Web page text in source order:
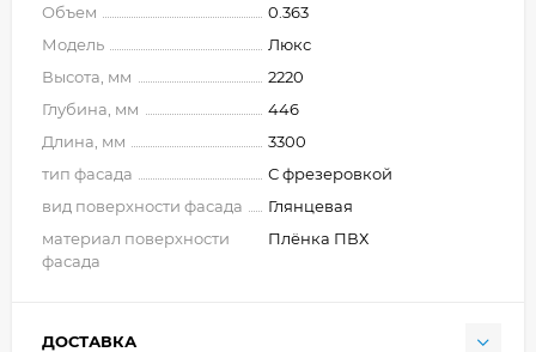
Объем
0.363
Модель
Люкс
Высота, мм
2220
Глубина, мм
446
Длина, мм
3300
тип фасада
С фрезеровкой
вид поверхности фасада
Глянцевая
материал поверхности
фасада
Плёнка ПВХ
ДОСТАВКА